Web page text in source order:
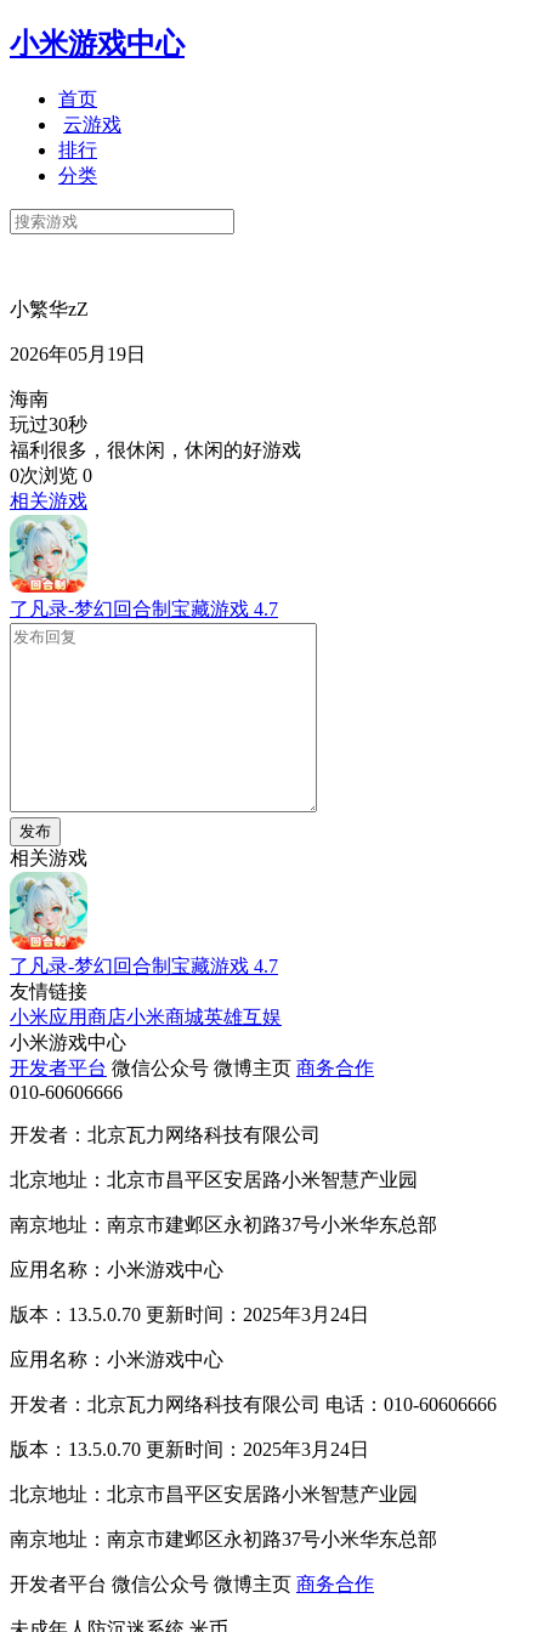
小米游戏中心
首页
云游戏
排行
分类
小繁华zZ
2026年05月19日
海南
玩过30秒
福利很多，很休闲，休闲的好游戏
0次浏览 0
相关游戏
了凡录-梦幻回合制宝藏游戏 4.7
发布
相关游戏
了凡录-梦幻回合制宝藏游戏 4.7
友情链接
小米应用商店小米商城英雄互娱
小米游戏中心
开发者平台 微信公众号 微博主页 商务合作
010-60606666
开发者：北京瓦力网络科技有限公司
北京地址：北京市昌平区安居路小米智慧产业园
南京地址：南京市建邺区永初路37号小米华东总部
应用名称：小米游戏中心
版本：13.5.0.70 更新时间：2025年3月24日
应用名称：小米游戏中心
开发者：北京瓦力网络科技有限公司 电话：010-60606666
版本：13.5.0.70 更新时间：2025年3月24日
北京地址：北京市昌平区安居路小米智慧产业园
南京地址：南京市建邺区永初路37号小米华东总部
开发者平台 微信公众号 微博主页 商务合作